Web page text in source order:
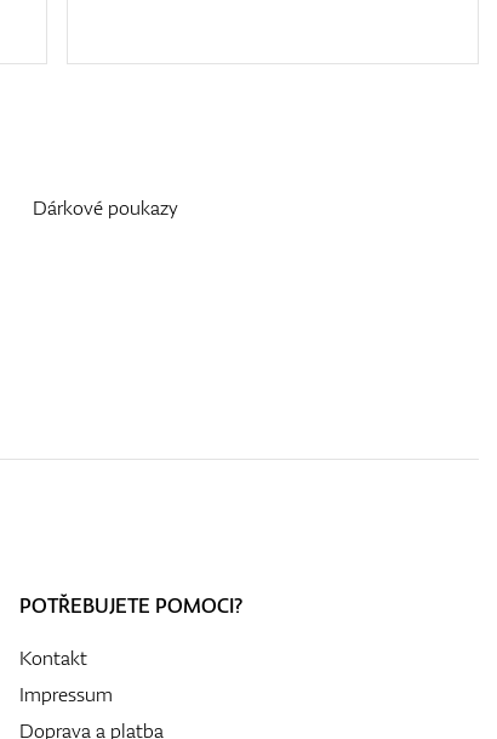
Dárkové poukazy
POTŘEBUJETE POMOCI?
Kontakt
Impressum
Doprava a platba